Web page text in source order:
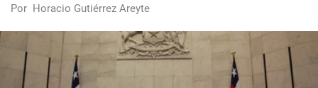
Por Horacio Gutiérrez Areyte